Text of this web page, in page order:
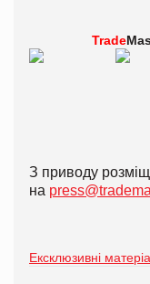
Trade
З приводу
на
Ексклюзивні